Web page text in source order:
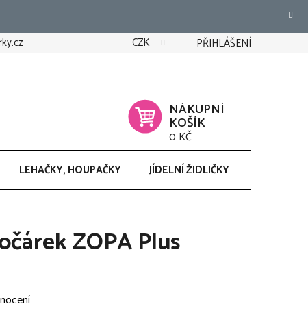
CZK PŘIHLÁŠENÍ
NÁKUPNÍ
KOŠÍK
0 KČ
LEHAČKY, HOUPAČKY JÍDELNÍ ŽIDLIČKY
ZOPA Plus